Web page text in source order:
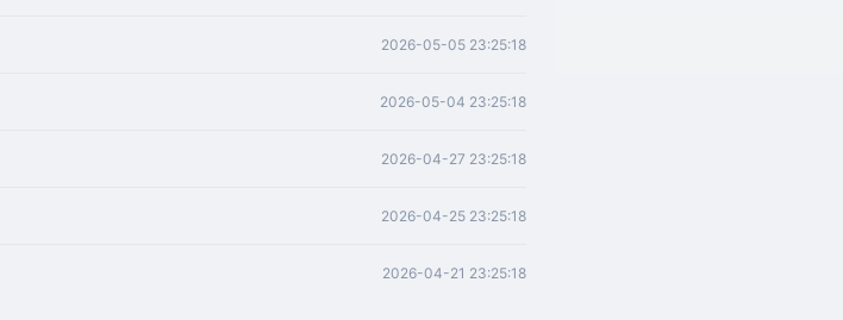
2026-05-05 23:25:18
2026-05-04 23:25:18
2026-04-27 23:25:18
2026-04-25 23:25:18
2026-04-21 23:25:18